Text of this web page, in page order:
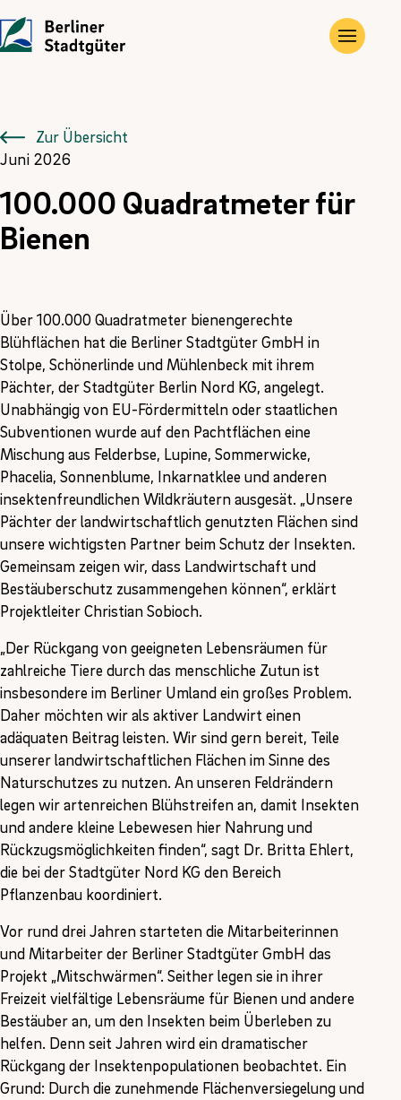
Die Stadtgüter
Historie
Angebote
Landwirtschaftliche Flächen und Güter
Erneuerbare Energien
Übersicht
FÖJ
Zur Übersicht
Juni 2026
100.000 Quadratmeter für
Bienen
Über 100.000 Quadratmeter bienengerechte
Blühflächen hat die Berliner Stadtgüter GmbH in
Stolpe, Schönerlinde und Mühlenbeck mit ihrem
Pächter, der Stadtgüter Berlin Nord KG, angelegt.
Unabhängig von EU-Fördermitteln oder staatlichen
Subventionen wurde auf den Pachtflächen eine
Mischung aus Felderbse, Lupine, Sommerwicke,
Phacelia, Sonnenblume, Inkarnatklee und anderen
insektenfreundlichen Wildkräutern ausgesät. „Unsere
Pächter der landwirtschaftlich genutzten Flächen sind
unsere wichtigsten Partner beim Schutz der Insekten.
Gemeinsam zeigen wir, dass Landwirtschaft und
Bestäuberschutz zusammengehen können“, erklärt
Projektleiter Christian Sobioch.
„Der Rückgang von geeigneten Lebensräumen für
zahlreiche Tiere durch das menschliche Zutun ist
insbesondere im Berliner Umland ein großes Problem.
Daher möchten wir als aktiver Landwirt einen
adäquaten Beitrag leisten. Wir sind gern bereit, Teile
unserer landwirtschaftlichen Flächen im Sinne des
Naturschutzes zu nutzen. An unseren Feldrändern
legen wir artenreichen Blühstreifen an, damit Insekten
und andere kleine Lebewesen hier Nahrung und
Rückzugsmöglichkeiten finden“, sagt Dr. Britta Ehlert,
die bei der Stadtgüter Nord KG den Bereich
Pflanzenbau koordiniert.
Vor rund drei Jahren starteten die Mitarbeiterinnen
und Mitarbeiter der Berliner Stadtgüter GmbH das
Projekt „Mitschwärmen“. Seither legen sie in ihrer
Freizeit vielfältige Lebensräume für Bienen und andere
Bestäuber an, um den Insekten beim Überleben zu
helfen. Denn seit Jahren wird ein dramatischer
Rückgang der Insektenpopulationen beobachtet. Ein
Grund: Durch die zunehmende Flächenversiegelung und